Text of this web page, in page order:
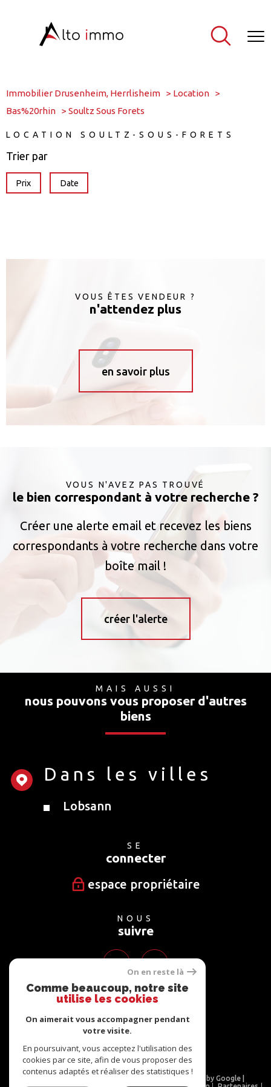
Immobilier Drusenheim, Herrlisheim
Location
Bas%20rhin
Soultz Sous Forets
LOCATION SOULTZ-SOUS-FORETS
Trier par
Prix Date
VOUS ÊTES VENDEUR ?
n'attendez plus
en savoir plus
VOUS N'AVEZ PAS TROUVÉ
le bien correspondant à votre recherche ?
Créer une alerte email et recevez les biens
correspondants à votre recherche dans votre
boîte mail !
créer l'alerte
MAIS AUSSI
nous pouvons vous proposer d'autres
biens
Dans les villes
Lobsann
SE
connecter
espace propriétaire
NOUS
suivre
NOUS
adhérons
© 2026 | Tous droits réservés | Traduction powered by Google |
On en reste là
Comme beaucoup, notre site
utilise les cookies
On aimerait vous accompagner pendant
votre visite.
En poursuivant, vous acceptez l'utilisation des
cookies par ce site, afin de vous proposer des
contenus adaptés et réaliser des statistiques !